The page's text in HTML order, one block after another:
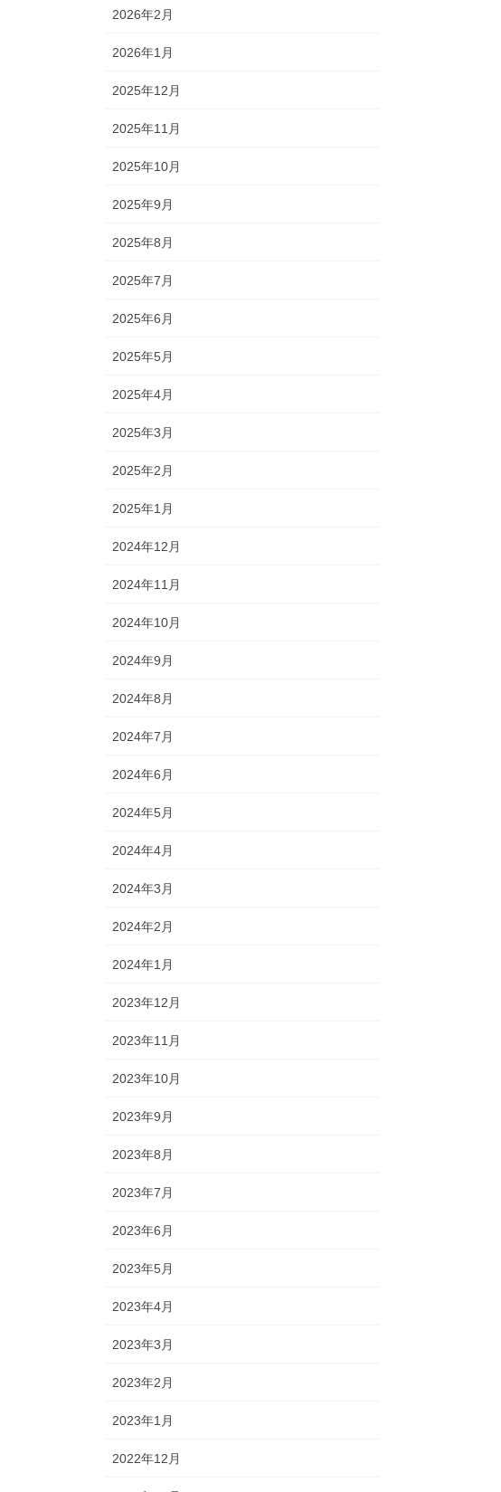
2026年2月
2026年1月
2025年12月
2025年11月
2025年10月
2025年9月
2025年8月
2025年7月
2025年6月
2025年5月
2025年4月
2025年3月
2025年2月
2025年1月
2024年12月
2024年11月
2024年10月
2024年9月
2024年8月
2024年7月
2024年6月
2024年5月
2024年4月
2024年3月
2024年2月
2024年1月
2023年12月
2023年11月
2023年10月
2023年9月
2023年8月
2023年7月
2023年6月
2023年5月
2023年4月
2023年3月
2023年2月
2023年1月
2022年12月